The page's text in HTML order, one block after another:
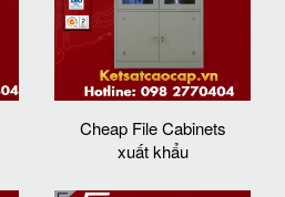
Cheap File Cabinets
xuất khẩu